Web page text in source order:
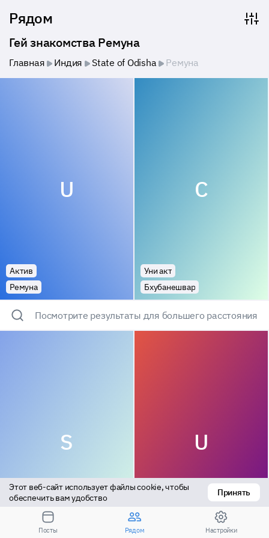
Рядом
Гей знакомства Ремуна
Главная Индия State of Odisha Ремуна
U
Актив
Ремуна
C
Уни акт
Бхубанешвар
Посмотрите результаты для большего расстояния
S
Универсал
U
Этот веб-сайт использует файлы cookie, чтобы
обеспечить вам удобство
Принять
Посты Рядом Настройки